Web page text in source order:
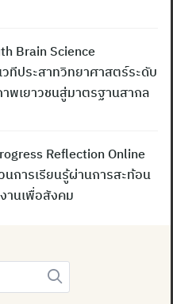
Brain Science
ทีประสาทวิทยาศาสตร์ระดับ
พเยาวชนสู่มาตรฐานสากล
Reflection Online
นการเรียนรู้ผ่านการสะท้อน
านเพื่อสังคม